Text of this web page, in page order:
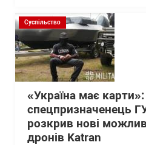
Суспільство
«Україна має карти»:
спецпризначенець
розкрив нові
дронів Katran